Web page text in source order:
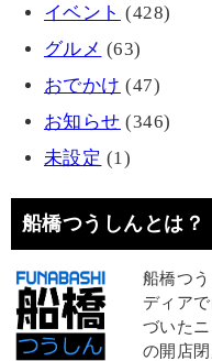
イベント (428)
グルメ (63)
おでかけ (47)
お知らせ (346)
未設定 (1)
船橋つうしんとは？
船橋つ
ディア
づいた
の開店